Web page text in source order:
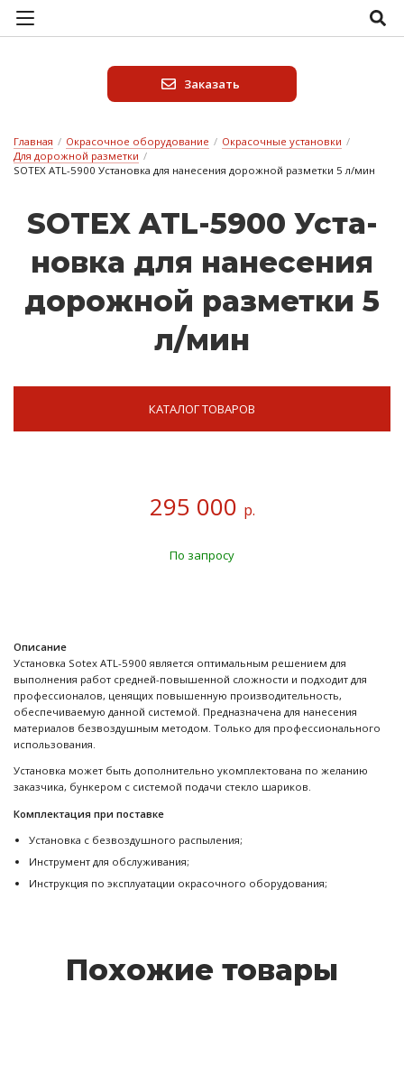
Заказать
Главная / Окрасочное оборудование / Окрасочные установки /
Для дорожной разметки /
SOTEX ATL-5900 Установка для нанесения дорожной разметки 5 л/мин
SOTEX ATL-5900 Ус­та­
нов­ка для на­не­се­ния
до­рож­ной раз­метки 5
л/мин
КАТАЛОГ ТОВАРОВ
295 000 р.
По запросу
Описание
Установка Sotex ATL-5900 является оптимальным решением для
выполнения работ средней-повышенной сложности и подходит для
профессионалов, ценящих повышенную производительность,
обеспечиваемую данной системой. Предназначена для нанесения
материалов безвоздушным методом. Только для профессионального
использования.
Установка может быть дополнительно укомплектована по желанию
заказчика, бункером с системой подачи стекло шариков.
Комплектация при поставке
Установка с безвоздушного распыления;
Инструмент для обслуживания;
Инструкция по эксплуатации окрасочного оборудования;
Похожие товары